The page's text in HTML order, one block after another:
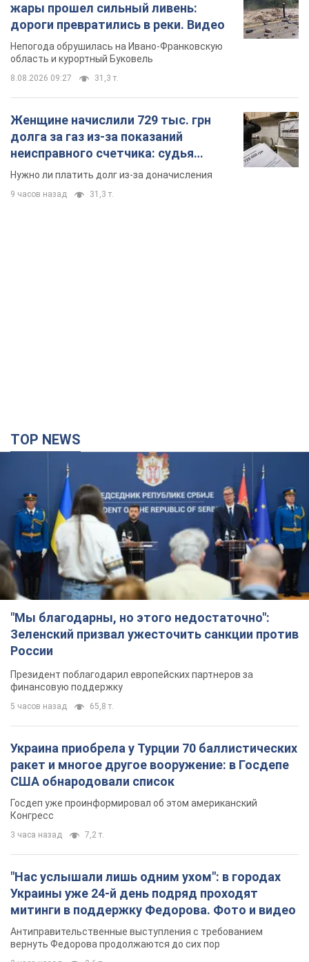
жары прошел сильный ливень:
дороги превратились в реки. Видео
Непогода обрушилась на Ивано-Франковскую
область и курортный Буковель
8.08.2026 09:27 31,3 т.
Женщине начислили 729 тыс. грн
долга за газ из-за показаний
неисправного счетчика: судья
вынес неожиданное решение
Нужно ли платить долг из-за доначисления
9 часов назад 31,3 т.
TOP NEWS
"Мы благодарны, но этого недостаточно":
Зеленский призвал ужесточить санкции против
России
Президент поблагодарил европейских партнеров за
финансовую поддержку
5 часов назад 65,8 т.
Украина приобрела у Турции 70 баллистических
ракет и многое другое вооружение: в Госдепе
США обнародовали список
Госдеп уже проинформировал об этом американский
Конгресс
3 часа назад 7,2 т.
"Нас услышали лишь одним ухом": в городах
Украины уже 24-й день подряд проходят
митинги в поддержку Федорова. Фото и видео
Антиправительственные выступления с требованием
вернуть Федорова продолжаются до сих пор